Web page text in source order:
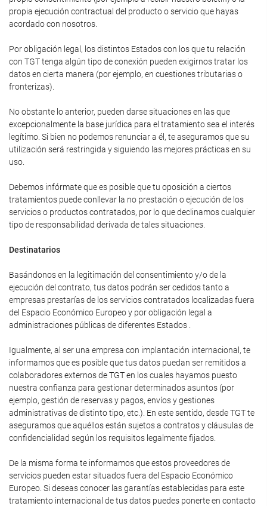
propia ejecución contractual del producto o servicio que hayas
acordado con nosotros.
Por obligación legal, los distintos Estados con los que tu relación
con TGT tenga algún tipo de conexión pueden exigirnos tratar los
datos en cierta manera (por ejemplo, en cuestiones tributarias o
fronterizas).
No obstante lo anterior, pueden darse situaciones en las que
excepcionalmente la base jurídica para el tratamiento sea el interés
legítimo. Si bien no podemos renunciar a él, te aseguramos que su
utilización será restringida y siguiendo las mejores prácticas en su
uso.
Debemos infórmate que es posible que tu oposición a ciertos
tratamientos puede conllevar la no prestación o ejecución de los
servicios o productos contratados, por lo que declinamos cualquier
tipo de responsabilidad derivada de tales situaciones.
Destinatarios
Basándonos en la legitimación del consentimiento y/o de la
ejecución del contrato, tus datos podrán ser cedidos tanto a
empresas prestarías de los servicios contratados localizadas fuera
del Espacio Económico Europeo y por obligación legal a
administraciones públicas de diferentes Estados .
Igualmente, al ser una empresa con implantación internacional, te
informamos que es posible que tus datos puedan ser remitidos a
colaboradores externos de TGT en los cuales hayamos puesto
nuestra confianza para gestionar determinados asuntos (por
ejemplo, gestión de reservas y pagos, envíos y gestiones
administrativas de distinto tipo, etc.). En este sentido, desde TGT te
aseguramos que aquéllos están sujetos a contratos y cláusulas de
confidencialidad según los requisitos legalmente fijados.
De la misma forma te informamos que estos proveedores de
servicios pueden estar situados fuera del Espacio Económico
Europeo. Si deseas conocer las garantías establecidas para este
tratamiento internacional de tus datos puedes ponerte en contacto